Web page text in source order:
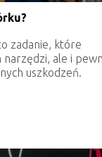
zadanie, które
ale i
uszkodzeń.